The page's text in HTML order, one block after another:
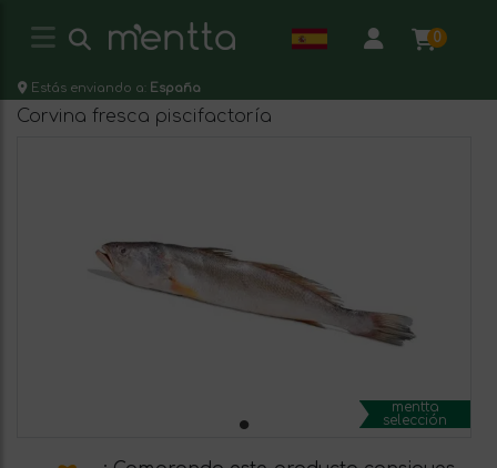
0
Estás enviando a: España
Corvina fresca piscifactoría
mentta
selección